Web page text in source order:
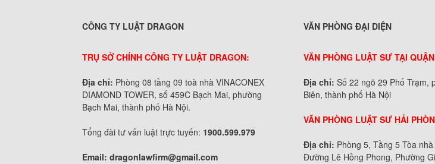
CÔNG TY LUẬT DRAGON
TRỤ SỞ CHÍNH CÔNG TY LUẬT DRAGON:
Địa chỉ: Phòng 08 tầng 09 toà nhà VINACONEX
DIAMOND TOWER, số 459C Bạch Mai, phường
Bạch Mai, thành phố Hà Nội.
Tổng đài tư vấn luật trực tuyến: 1900.599.979
Email: dragonlawfirm@gmail.com
VĂN PHÒNG ĐẠI DIỆN
VĂN PHÒNG LUẬT SƯ TẠI
Địa chỉ: Số 22 ngõ 29 Phố Trạm,
Biên, thành phố Hà Nội
VĂN PHÒNG LUẬT SƯ HẢI
Địa chỉ: Phòng 5, Tầng 5 Tòa
Đường Lê Hồng Phong, Phường